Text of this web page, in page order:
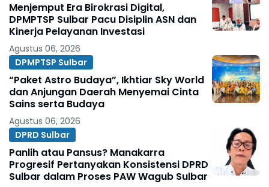
Menjemput Era Birokrasi Digital,
DPMPTSP Sulbar Pacu Disiplin ASN dan
Kinerja Pelayanan Investasi
Agustus 06, 2026
DPMPTSP Sulbar
“Paket Astro Budaya”, Ikhtiar Sky World
dan Anjungan Daerah Menyemai Cinta
Sains serta Budaya
Agustus 06, 2026
DPRD Sulbar
Panlih atau Pansus? Manakarra
Progresif Pertanyakan Konsistensi DPRD
Sulbar dalam Proses PAW Wagub Sulbar